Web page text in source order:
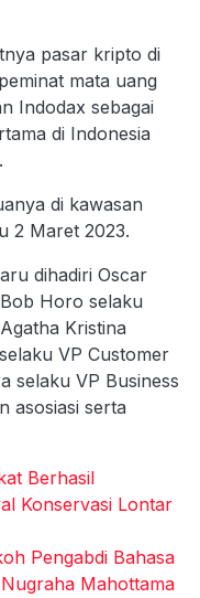
pasar kripto di
mata uang
Indodax sebagai
di Indonesia
di kawasan
2 Maret 2023.
dihadiri Oscar
Horo selaku
Kristina
VP Customer
selaku VP Business
asosiasi serta
Berhasil
Konservasi Lontar
Pengabdi Bahasa
Mahottama